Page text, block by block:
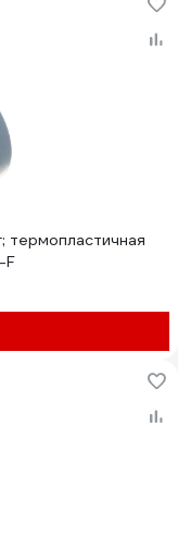
термопластичная
F